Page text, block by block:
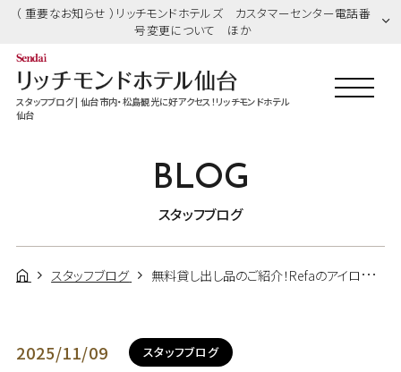
（ 重要なお知らせ ）リッチモンドホテルズ カスタマーセンター電話番
号変更について ほか
スタッフブログ | 仙台市内・松島観光に好アクセス！リッチモンドホテル
仙台
BLOG
スタッフブログ
スタッフブログ 無料貸し出し品のご紹介！Refaのアイロン貸出中♪
2025/11/09 スタッフブログ